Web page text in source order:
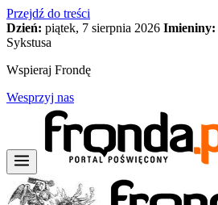
Przejdź do treści
Dzień: piątek, 7 sierpnia 2026 Imieniny:
Sykstusa
Wspieraj Frondę
Wesprzyj nas